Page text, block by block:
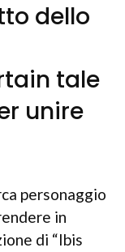
dello
tale
unire
personaggio
in
di “Ibis